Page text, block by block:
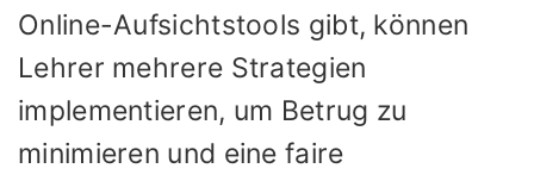
Online-Aufsichtstools gibt, können
Lehrer mehrere Strategien
implementieren, um Betrug zu
minimieren und eine faire